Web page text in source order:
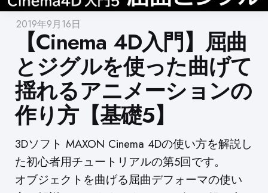
2019年9月16日
【Cinema 4D入門】屈曲
とジグルを使った曲げて
揺れるアニメーションの
作り方【基礎5】
3Dソフト MAXON Cinema 4Dの使い方を解説し
た初心者用チュートリアルの第5回です。
オブジェクトを曲げる屈曲デフォーマの使い